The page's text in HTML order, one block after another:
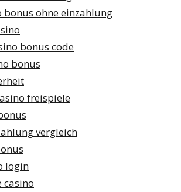
bonus ohne einzahlung
bonus code
bonus
freispiele
vergleich
login
casino